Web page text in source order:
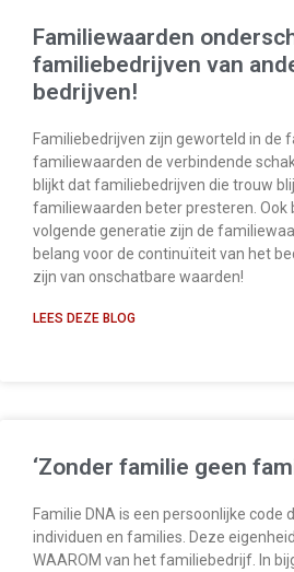
Familiewaarden
familiebedrijven van
bedrijven!
Familiebedrijven zijn geworteld in de
familiewaarden de verbindende
blijkt dat familiebedrijven die trouw
familiewaarden beter presteren. Ook
volgende generatie zijn de
belang voor de continuïteit van het
zijn van onschatbare waarden!
LEES DEZE BLOG
‘Zonder familie geen
Familie DNA is een persoonlijke code
individuen en families. Deze
WAAROM van het familiebedrijf. In